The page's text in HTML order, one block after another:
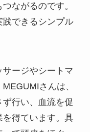
ながるのです。
できるシンプル
ージやシートマ
さんは、
行い、血流を促
得ています。具